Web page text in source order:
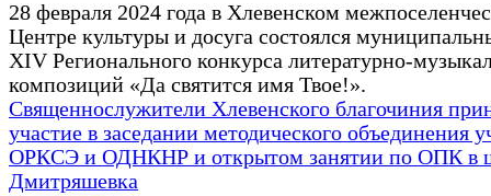
28 февраля 2024 года в Хлевенском
Центре культуры и досуга состоялся
XIV Регионального конкурса литературно-
композиций «Да святится имя Твое!».
Священнослужители Хлевенского благочиния
участие в заседании методического объединения
ОРКСЭ и ОДНКНР и открытом занятии по ОПК в
Дмитряшевка